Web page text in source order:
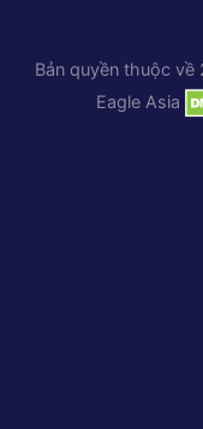
Bản quyền thuộc
Eagle Asia